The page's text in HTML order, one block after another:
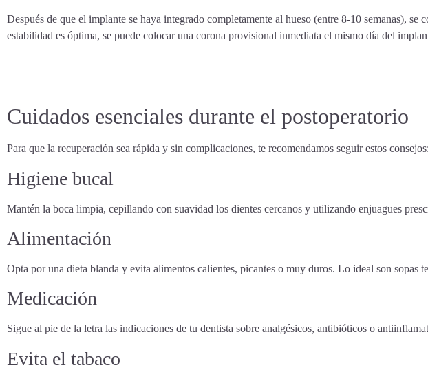
Después de que el implante se haya integrado completamente al hueso (entre 8-10 semanas),
estabilidad es óptima, se puede colocar una corona provisional inmediata el mismo día del
Cuidados esenciales durante el postoperatorio
Para que la recuperación sea rápida y sin complicaciones, te recomendamos seguir estos consejos:
Higiene bucal
Mantén la boca limpia, cepillando con suavidad los dientes cercanos y utilizando enjuagues
Alimentación
Opta por una dieta blanda y evita alimentos calientes, picantes o muy duros. Lo ideal son sopas
Medicación
Sigue al pie de la letra las indicaciones de tu dentista sobre analgésicos, antibióticos o
Evita el tabaco